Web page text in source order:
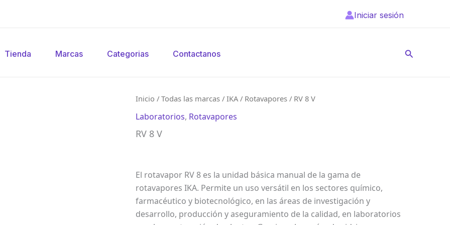
Iniciar sesión
Tienda Marcas Categorias Contactanos Buscar
Inicio /Todas las marcas /IKA/ Rotavapores / RV 8 V
Laboratorios, Rotavapores
RV 8 V
El rotavapor RV 8 es la unidad básica manual de la gama de
rotavapores IKA. Permite un uso versátil en los sectores químico,
farmacéutico y biotecnológico, en las áreas de investigación y
desarrollo, producción y aseguramiento de la calidad, en laboratorios